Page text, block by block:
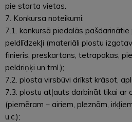
pie starta vietas.
7. Konkursa noteikumi:
7.1. konkursā piedalās
peldlīdzekļi (materiāli plostu
finieris, preskartons, tetrapakas,
peldriņķi un tml.);
7.2. plosta virsbūvi drīkst krāsot,
7.3. plostu atļauts darbināt tikai ar
(piemēram – airiem, pleznām,
u.c.);